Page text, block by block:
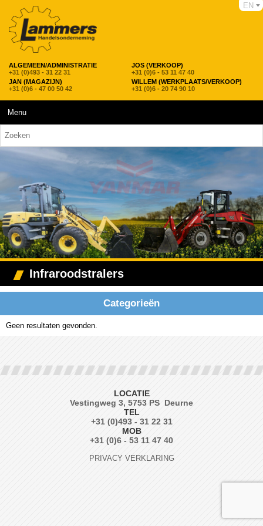
ALGEMEEN/ADMINISTRATIE
+31 (0)493 - 31 22 31
JOS (VERKOOP)
+31 (0)6 - 53 11 47 40
JAN (MAGAZIJN)
+31 (0)6 - 47 00 50 42
WILLEM (WERKPLAATS/VERKOOP)
+31 (0)6 - 20 74 90 10
EN
Menu
Infraroodstralers
Categorieën
Geen resultaten gevonden.
LOCATIE
Vestingweg 3, 5753 PS Deurne
TEL
+31 (0)493 - 31 22 31
MOB
+31 (0)6 - 53 11 47 40
PRIVACY VERKLARING